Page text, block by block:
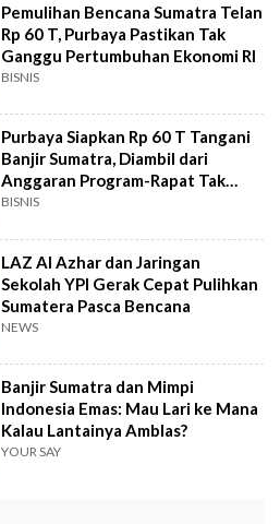
Pemulihan Bencana Sumatra Telan
Rp 60 T, Purbaya Pastikan Tak
Ganggu Pertumbuhan Ekonomi RI
BISNIS
Purbaya Siapkan Rp 60 T Tangani
Banjir Sumatra, Diambil dari
Anggaran Program-Rapat Tak
Jelas
BISNIS
LAZ Al Azhar dan Jaringan
Sekolah YPI Gerak Cepat Pulihkan
Sumatera Pasca Bencana
NEWS
Banjir Sumatra dan Mimpi
Indonesia Emas: Mau Lari ke Mana
Kalau Lantainya Amblas?
YOUR SAY